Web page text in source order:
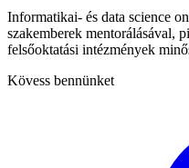
Informatikai- és data science
szakemberek mentorálásával,
felsőoktatási intézmények
Kövess bennünket